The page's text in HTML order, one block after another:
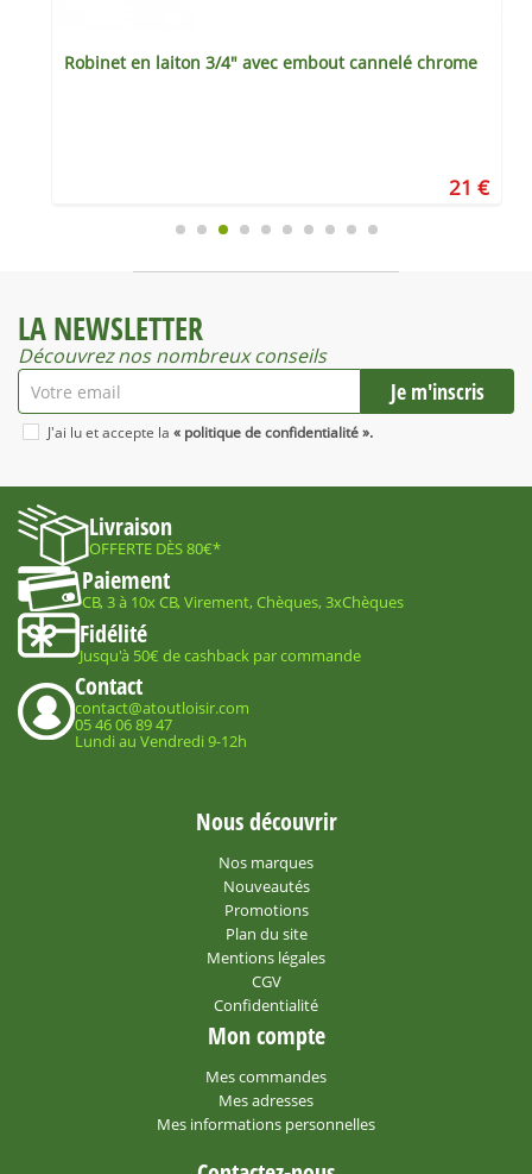
Robinet en laiton 3/4" avec embout cannelé chrome
21 €
LA NEWSLETTER
Découvrez nos nombreux conseils
J'ai lu et accepte la « politique de confidentialité ».
Livraison
OFFERTE DÈS 80€*
Paiement
CB, 3 à 10x CB, Virement, Chèques, 3xChèques
Fidélité
Jusqu'à 50€ de cashback par commande
Contact
contact@atoutloisir.com
05 46 06 89 47
Lundi au Vendredi 9-12h
Nous découvrir
Nos marques
Nouveautés
Promotions
Plan du site
Mentions légales
CGV
Confidentialité
Mon compte
Mes commandes
Mes adresses
Mes informations personnelles